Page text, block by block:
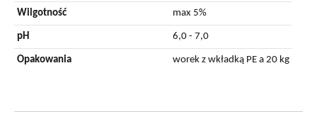
Wilgotność max 5%
pH 6,0 - 7,0
Opakowania worek z wkładką PE a 20 kg